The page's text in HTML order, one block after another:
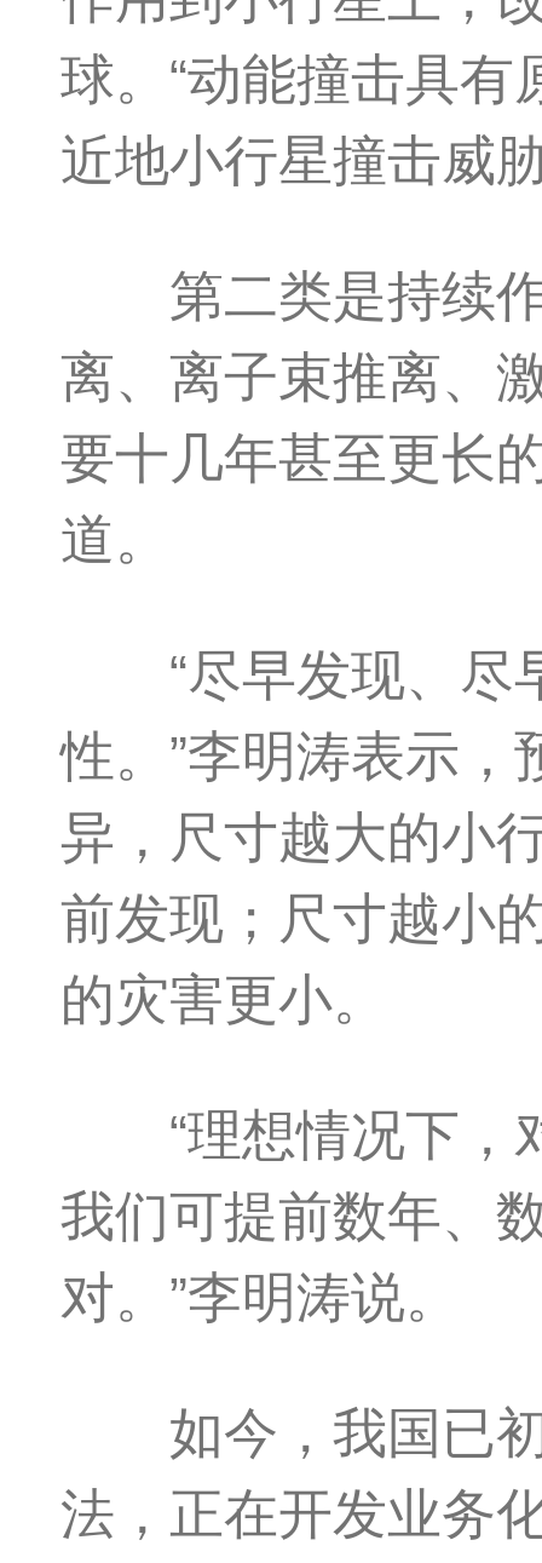
球。“动能撞击具
近地小行星撞击威
第二类是持续作
离、离子束推离、
要十几年甚至更长
道。
“尽早发现、尽
性。”李明涛表示
异，尺寸越大的小
前发现；尺寸越小
的灾害更小。
“理想情况下，
我们可提前数年、
对。”李明涛说。
如今，我国已初
法，正在开发业务